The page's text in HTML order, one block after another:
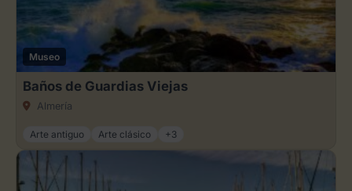
Museo
Baños de Guardias Viejas
Almería
Arte antiguo Arte clásico +3